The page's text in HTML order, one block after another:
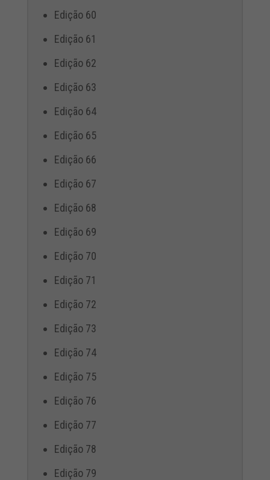
Edição 60
Edição 61
Edição 62
Edição 63
Edição 64
Edição 65
Edição 66
Edição 67
Edição 68
Edição 69
Edição 70
Edição 71
Edição 72
Edição 73
Edição 74
Edição 75
Edição 76
Edição 77
Edição 78
Edição 79